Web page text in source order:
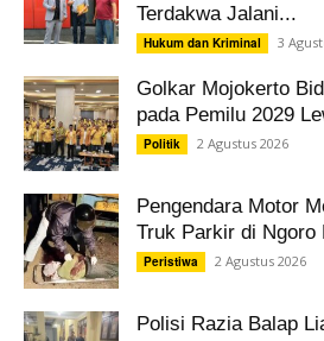
Terdakwa Jalani...
Hukum dan Kriminal 3
Golkar Mojokerto
pada Pemilu 2029
Politik 2 Agustus 2026
Pengendara Motor
Truk Parkir di Ngoro
Peristiwa 2 Agustus 2026
Polisi Razia Balap